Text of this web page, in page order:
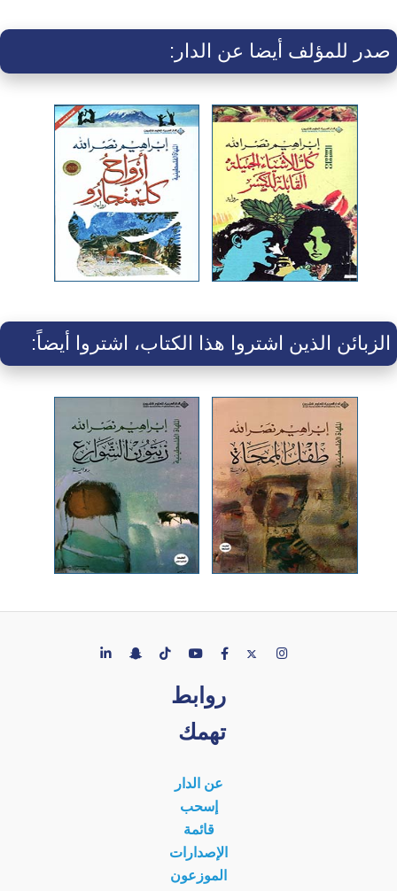
صدر للمؤلف أيضا عن الدار:
الزبائن الذين اشتروا هذا الكتاب، اشتروا أيضاً:
روابط
تهمك
عن الدار
إسحب
قائمة
الإصدارات
الموزعون